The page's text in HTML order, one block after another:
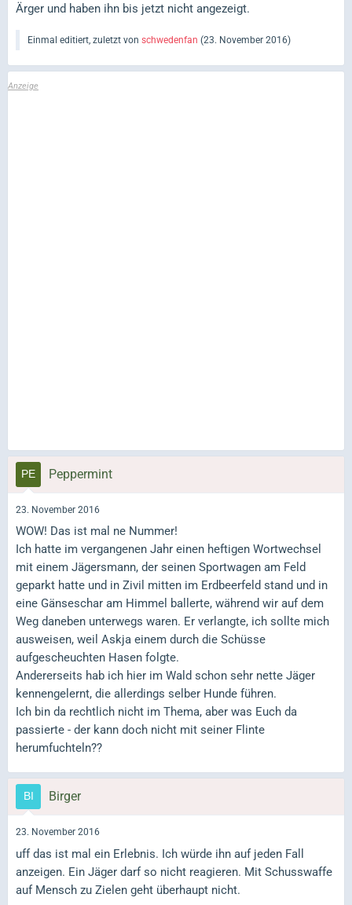
Ärger und haben ihn bis jetzt nicht angezeigt.
Einmal editiert, zuletzt von schwedenfan (23. November 2016)
Peppermint
23. November 2016
WOW! Das ist mal ne Nummer!
Ich hatte im vergangenen Jahr einen heftigen Wortwechsel
mit einem Jägersmann, der seinen Sportwagen am Feld
geparkt hatte und in Zivil mitten im Erdbeerfeld stand und in
eine Gänseschar am Himmel ballerte, während wir auf dem
Weg daneben unterwegs waren. Er verlangte, ich sollte mich
ausweisen, weil Askja einem durch die Schüsse
aufgescheuchten Hasen folgte.
Andererseits hab ich hier im Wald schon sehr nette Jäger
kennengelernt, die allerdings selber Hunde führen.
Ich bin da rechtlich nicht im Thema, aber was Euch da
passierte - der kann doch nicht mit seiner Flinte
herumfuchteln??
Birger
23. November 2016
uff das ist mal ein Erlebnis. Ich würde ihn auf jeden Fall
anzeigen. Ein Jäger darf so nicht reagieren. Mit Schusswaffe
auf Mensch zu Zielen geht überhaupt nicht.